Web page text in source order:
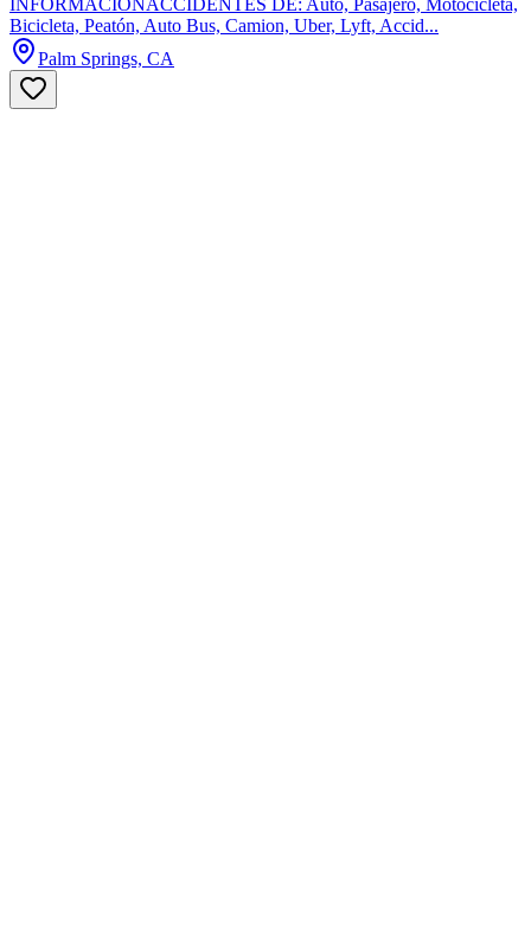
INFORMACIONACCIDENTES DE: Auto, Pasajero, Motocicleta,
Bicicleta, Peatón, Auto Bus, Camion, Uber, Lyft, Accid...
Palm Springs, CA